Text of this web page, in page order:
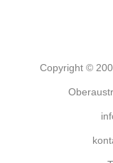
Copyright ©